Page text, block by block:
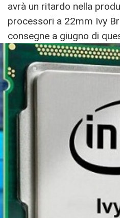
avrà un ritardo nella
processori a 22mm Ivy
consegne a giugno di